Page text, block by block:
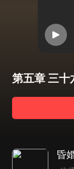
第五章 三十